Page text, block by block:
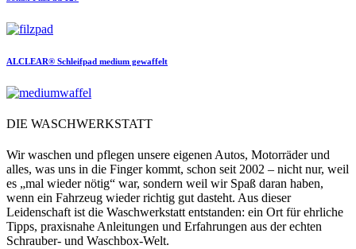
ALCLEAR® Schleifpad medium gewaffelt
DIE WASCHWERKSTATT
Wir waschen und pflegen unsere eigenen Autos, Motorräder und
alles, was uns in die Finger kommt, schon seit 2002 – nicht nur, weil
es „mal wieder nötig“ war, sondern weil wir Spaß daran haben,
wenn ein Fahrzeug wieder richtig gut dasteht. Aus dieser
Leidenschaft ist die Waschwerkstatt entstanden: ein Ort für ehrliche
Tipps, praxisnahe Anleitungen und Erfahrungen aus der echten
Schrauber- und Waschbox-Welt.